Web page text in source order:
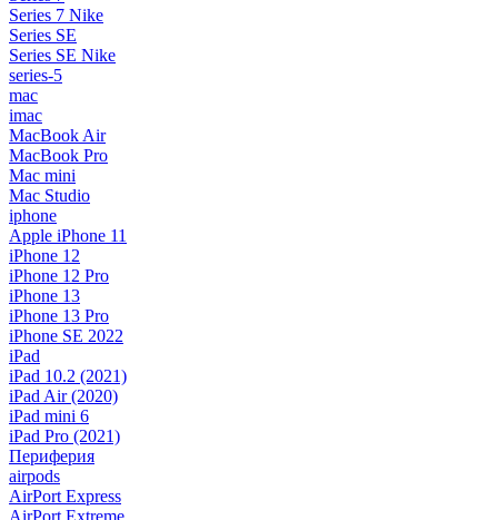
Series 7 Nike
Series SE
Series SE Nike
series-5
mac
imac
MacBook Air
MacBook Pro
Mac mini
Mac Studio
iphone
Apple iPhone 11
iPhone 12
iPhone 12 Pro
iPhone 13
iPhone 13 Pro
iPhone SE 2022
iPad
iPad 10.2 (2021)
iPad Air (2020)
iPad mini 6
iPad Pro (2021)
Периферия
airpods
AirPort Express
AirPort Extreme